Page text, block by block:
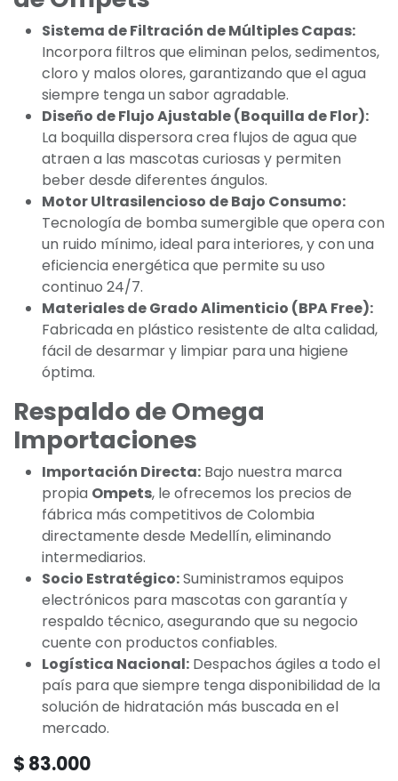
Sistema de Filtración de Múltiples Capas:
Incorpora filtros que eliminan pelos, sedimentos,
cloro y malos olores, garantizando que el agua
siempre tenga un sabor agradable.
Diseño de Flujo Ajustable (Boquilla de Flor):
La boquilla dispersora crea flujos de agua que
atraen a las mascotas curiosas y permiten
beber desde diferentes ángulos.
Motor Ultrasilencioso de Bajo Consumo:
Tecnología de bomba sumergible que opera con
un ruido mínimo, ideal para interiores, y con una
eficiencia energética que permite su uso
continuo 24/7.
Materiales de Grado Alimenticio (BPA Free):
Fabricada en plástico resistente de alta calidad,
fácil de desarmar y limpiar para una higiene
óptima.
Respaldo de Omega
Importaciones
Importación Directa: Bajo nuestra marca
propia Ompets, le ofrecemos los precios de
fábrica más competitivos de Colombia
directamente desde Medellín, eliminando
intermediarios.
Socio Estratégico:Suministramos equipos
electrónicos para mascotas con garantía y
respaldo técnico, asegurando que su negocio
cuente con productos confiables.
Logística Nacional: Despachos ágiles a todo el
país para que siempre tenga disponibilidad de la
solución de hidratación más buscada en el
mercado.
$ 83.000